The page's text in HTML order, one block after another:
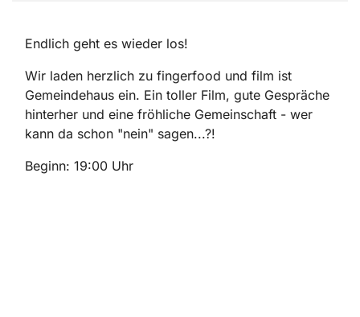
Endlich geht es wieder los!
Wir laden herzlich zu fingerfood und film ist
Gemeindehaus ein. Ein toller Film, gute Gespräche
hinterher und eine fröhliche Gemeinschaft - wer
kann da schon "nein" sagen...?!
Beginn: 19:00 Uhr